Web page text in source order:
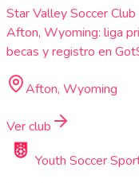
Star Valley Soccer
Afton, Wyoming: liga
becas y registro en
Afton, Wyoming
Ver club
Youth Soccer